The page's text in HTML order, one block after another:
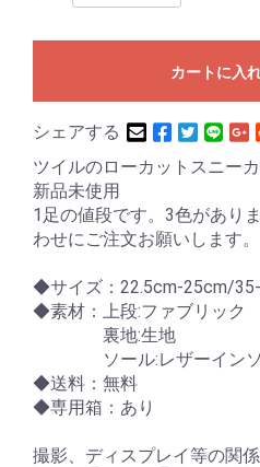
カートに入
シェアする
ツイルのローカットスニー
新品未使用
1足の値段です。3色があり
わせにご注文お願いします。
◆サイズ：22.5cm-25cm/
◆素材：上段:ファブリック
裏地:生地
ソール:レザーインソ
◆送料：無料
◆専用箱：あり
撮影、ディスプレイ等の関